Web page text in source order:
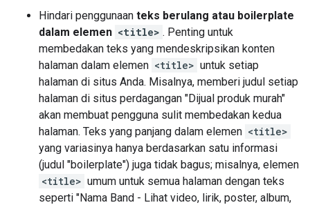
Hindari penggunaan teks berulang atau boilerplate
dalam elemen <title> . Penting untuk
membedakan teks yang mendeskripsikan konten
halaman dalam elemen <title> untuk setiap
halaman di situs Anda. Misalnya, memberi judul setiap
halaman di situs perdagangan "Dijual produk murah"
akan membuat pengguna sulit membedakan kedua
halaman. Teks yang panjang dalam elemen <title>
yang variasinya hanya berdasarkan satu informasi
(judul "boilerplate") juga tidak bagus; misalnya, elemen
<title> umum untuk semua halaman dengan teks
seperti "Nama Band - Lihat video, lirik, poster, album,